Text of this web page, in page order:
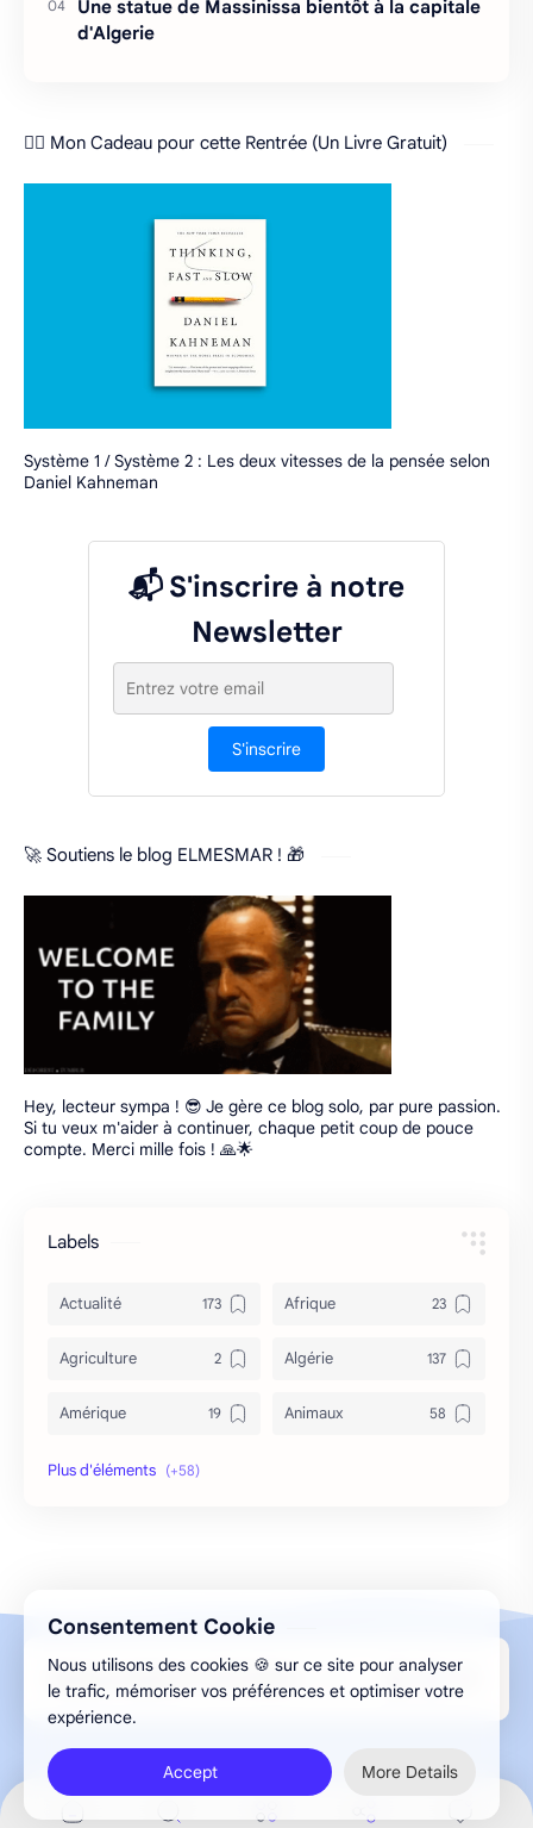
Une statue de Massinissa bientôt à la capitale
d'Algerie
❤️‍🔥 Mon Cadeau pour cette Rentrée (Un Livre Gratuit)
Système 1 / Système 2 : Les deux vitesses de la pensée selon
Daniel Kahneman
📬 S'inscrire à notre
Newsletter
S'inscrire
🚀 Soutiens le blog ELMESMAR ! 🎁
Hey, lecteur sympa ! 😎 Je gère ce blog solo, par pure passion.
Si tu veux m'aider à continuer, chaque petit coup de pouce
compte. Merci mille fois ! 🙏🌟
Labels
Actualité Afrique
Agriculture Algérie
Amérique Animaux
Archéologie
Bon à savoir
Caricature Chine
conflit correspondance
Design par Aghilas.A © 2013-2026 ELMESMAR
Consentement Cookie
Nous utilisons des cookies 🍪 sur ce site pour analyser
le trafic, mémoriser vos préférences et optimiser votre
expérience.
Accept More Details